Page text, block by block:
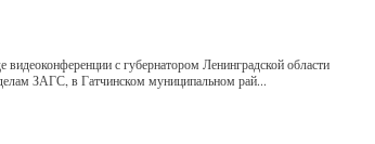
с губернатором Ленинградской области
ЗАГС, в Гатчинском муниципальном рай...